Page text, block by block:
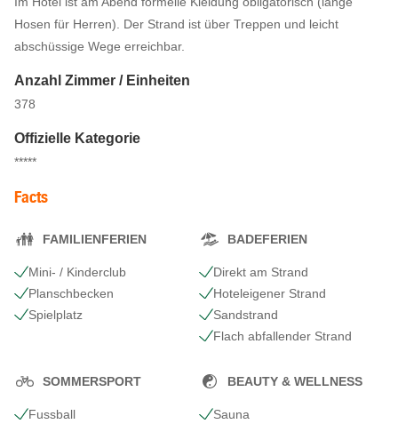
Hosen für Herren). Der Strand ist über Treppen und leicht
abschüssige Wege erreichbar.
Anzahl Zimmer / Einheiten
378
Offizielle Kategorie
*****
Facts
FAMILIENFERIEN
Mini- / Kinderclub
Planschbecken
Spielplatz
BADEFERIEN
Direkt am Strand
Hoteleigener Strand
Sandstrand
Flach abfallender Strand
SOMMERSPORT
Fussball
BEAUTY & WELLNESS
Sauna